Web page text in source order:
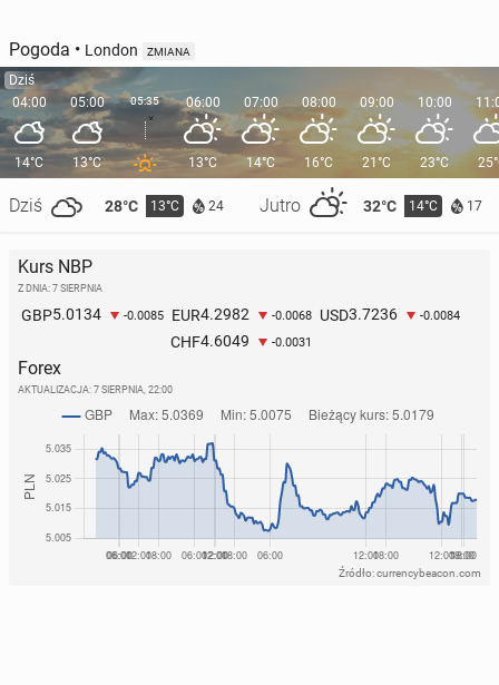
Pogoda • London ZMIANA
Dziś
04:00
14°C
Dziś 28°C 13°C 24 Jutro 32°C 14°C 17
05:00
13°C
05:35 06:00
13°C
07:00
14°C
08:00
16°C
09:00
21°C
10:00
23°C
Kurs NBP
Z DNIA: 7 SIERPNIA
GBP5.0134 -0.0085 EUR4.2982 -0.0068 USD3.7236 -0.0084
CHF4.6049 -0.0031
Forex
AKTUALIZACJA: 7 SIERPNIA, 22:00
Źródło: currencybeacon.com